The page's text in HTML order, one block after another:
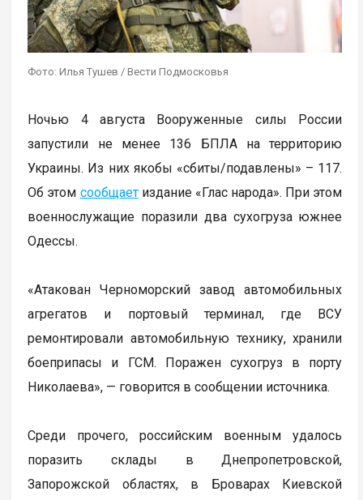
Фото: Илья Тушев / Вести Подмосковья
Ночью 4 августа Вооруженные силы России
запустили не менее 136 БПЛА на территорию
Украины. Из них якобы «сбиты/подавлены» – 117.
Об этом сообщаетиздание «Глас народа». При этом
военнослужащие поразили два сухогруза южнее
Одессы.
«Атакован Черноморский завод автомобильных
агрегатов и портовый терминал, где ВСУ
ремонтировали автомобильную технику, хранили
боеприпасы и ГСМ. Поражен сухогруз в порту
Николаева», — говорится в сообщении источника.
Среди прочего, российским военным удалось
поразить склады в Днепропетровской,
Запорожской областях, в Броварах Киевской